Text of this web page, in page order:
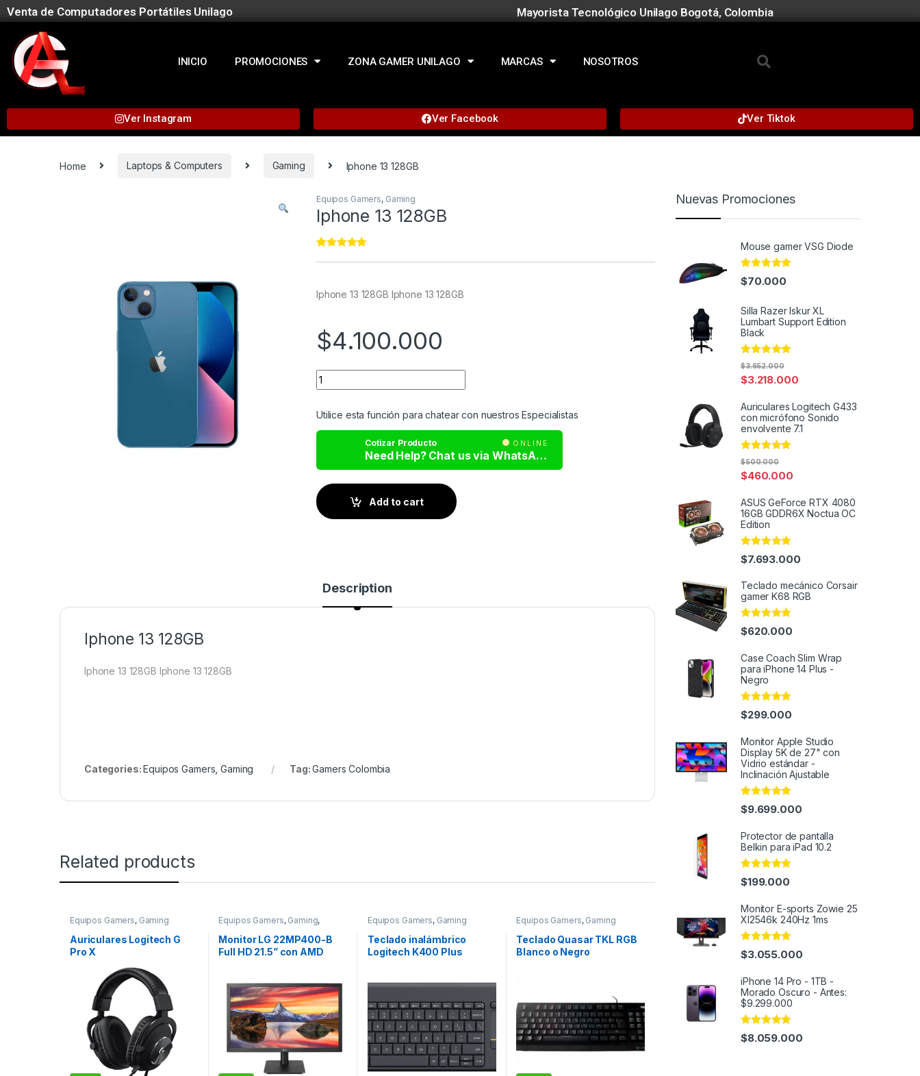
Venta de Computadores Portátiles Unilago Mayorista Tecnológico Unilago Bogotá, Colombia
INICIO PROMOCIONES ZONA GAMER UNILAGO MARCAS NOSOTROS
Ver Instagram Ver Facebook Ver Tiktok
Home Laptops & Computers Gaming Iphone 13 128GB
Equipos Gamers, Gaming
Iphone 13 128GB
ratings
Iphone 13 128GB Iphone 13 128GB
$4.100.000
Utilice esta función para chatear con nuestros Especialistas
Cotizar Producto ONLINE
Need Help? Chat us via WhatsApp
Add to cart
Description
Iphone 13 128GB
Iphone 13 128GB Iphone 13 128GB
Categories:Equipos Gamers ,Gaming Tag:Gamers Colombia
Related products
Equipos Gamers, Gaming
Auriculares Logitech G
Pro X
Equipos Gamers, Gaming,
Monitores
Monitor LG 22MP400-B
Full HD 21.5” con AMD
Equipos Gamers, Gaming
Teclado inalámbrico
Logitech K400 Plus
Equipos Gamers, Gaming
Teclado Quasar TKL RGB
Blanco o Negro
Nuevas Promociones
Mouse gamer VSG Diode
Rated4.91
out of 5
$70.000
Silla Razer Iskur XL
Lumbart Support Edition
Black
Rated4.91
out of 5
$3.218.000
$3.652.000
Auriculares Logitech G433
con micrófono Sonido
envolvente 7.1
Rated4.91
out of 5
$460.000
$500.000
ASUS GeForce RTX 4080
16GB GDDR6X Noctua OC
Edition
Rated4.91
out of 5
$7.693.000
Teclado mecánico Corsair
gamer K68 RGB
Rated4.91
out of 5
$620.000
Case Coach Slim Wrap
para iPhone 14 Plus -
Negro
Rated4.95
out of 5
$299.000
Monitor Apple Studio
Display 5K de 27" con
Vidrio estándar -
Inclinación Ajustable
Rated5.00
out of 5
$9.699.000
Protector de pantalla
Belkin para iPad 10.2
Rated 4.92
out of 5
$199.000
Monitor E-sports Zowie 25
Xl2546k 240Hz 1ms
Rated5.00
out of 5
$3.055.000
iPhone 14 Pro - 1TB -
Morado Oscuro - Antes:
$9.299.000
Rated4.91
out of 5
$8.059.000